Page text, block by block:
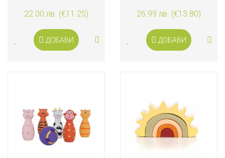
22.00 лв. (€11.25)
ДОБАВИ
26.99 лв. (€13.80)
ДОБАВИ